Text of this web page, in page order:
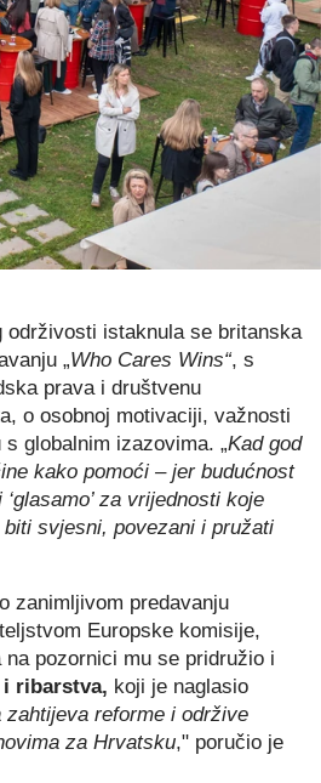
održivosti istaknula se britanska
„Who Cares Wins“, s
prava i društvenu
o osobnoj motivaciji, važnosti
globalnim izazovima. „Kad god
kako pomoći – jer budućnost
za vrijednosti koje
svjesni, povezani i pružati
zanimljivom predavanju
Europske komisije,
pozornici mu se pridružio i
ribarstva, koji je naglasio
reforme i održive
za Hrvatsku," poručio je